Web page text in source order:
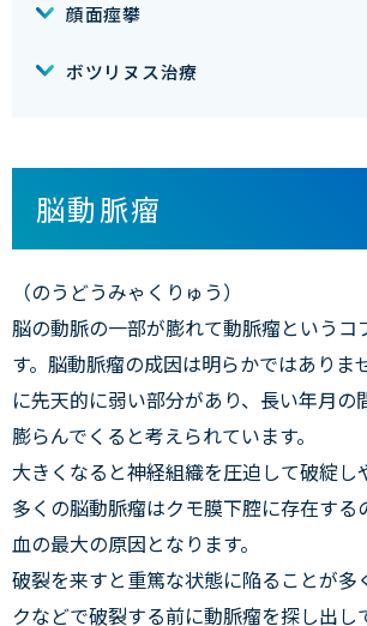
顔面痙攀
ボツリヌス治療
脳動脈瘤
（のうどうみゃくりゅう）
脳の動脈の一部が膨れて動脈瘤というコ
す。脳動脈瘤の成因は明らかではありま
に先天的に弱い部分があり、長い年月の
膨らんでくると考えられています。
大きくなると神経組織を圧迫して破綻し
多くの脳動脈瘤はクモ膜下腔に存在する
血の最大の原因となります。
破裂を来すと重篤な状態に陥ることが多
クなどで破裂する前に動脈瘤を探し出し